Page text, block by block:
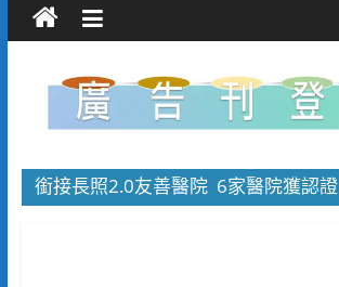
銜接長照2.0友善醫院 6家醫院獲認證